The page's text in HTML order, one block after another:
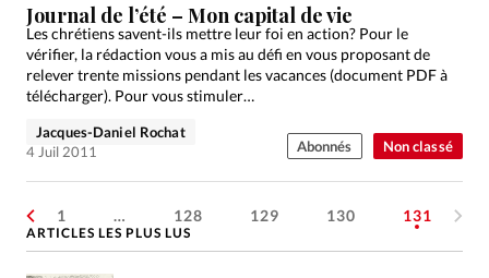
Non classé
Journal de l’été – Mon capital de vie
Les chrétiens savent-ils mettre leur foi en action? Pour le
vérifier, la rédaction vous a mis au défi en vous proposant de
relever trente missions pendant les vacances (document PDF à
télécharger). Pour vous stimuler…
Jacques-Daniel Rochat
4 Juil 2011
Abonnés
1 … 128 129 130 131
ARTICLES LES PLUS LUS